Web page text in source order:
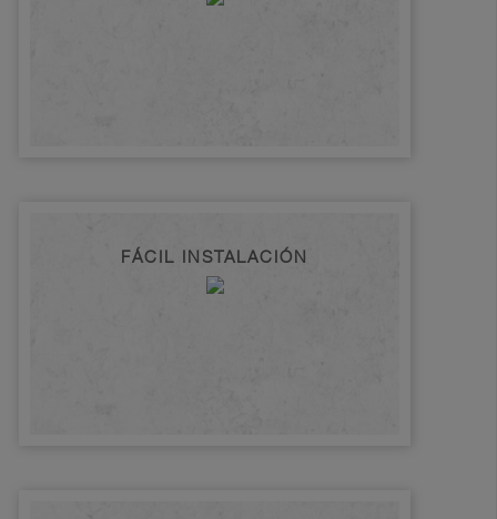
FÁCIL INSTALACIÓN